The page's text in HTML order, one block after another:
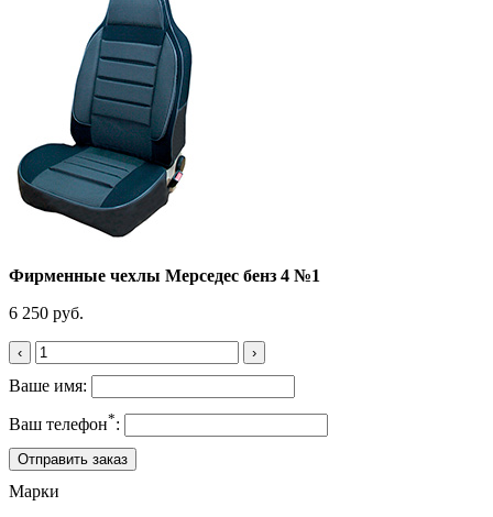
Фирменные чехлы Мерседес бенз 4 №1
6 250 руб.
‹ ›
Ваше имя:
Ваш телефон*:
Марки